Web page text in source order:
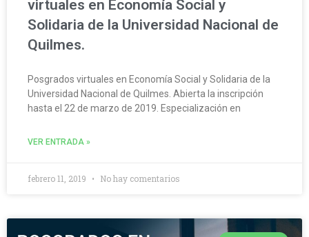
virtuales en Economía Social y
Solidaria de la Universidad Nacional de
Quilmes.
Posgrados virtuales en Economía Social y Solidaria de la
Universidad Nacional de Quilmes. Abierta la inscripción
hasta el 22 de marzo de 2019. Especialización en
VER ENTRADA »
febrero 11, 2019 No hay comentarios